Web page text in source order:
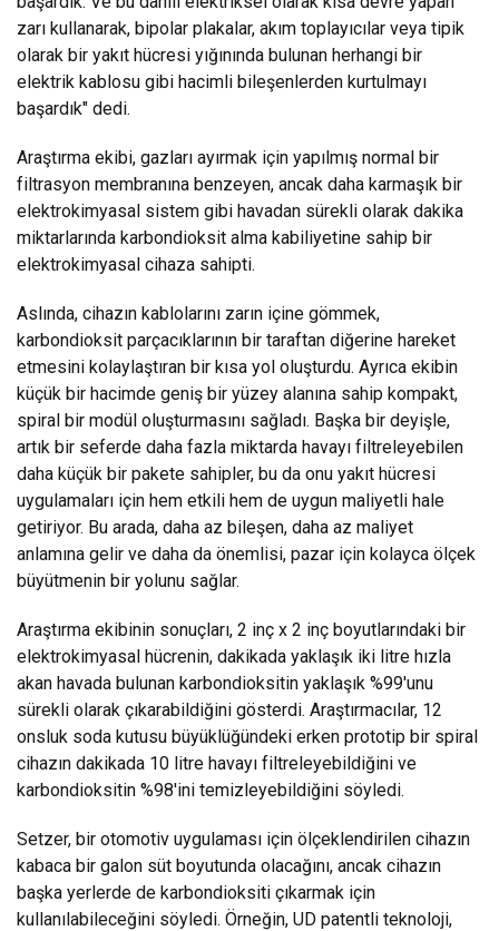
zarı kullanarak, bipolar plakalar, akım toplayıcılar veya tipik
olarak bir yakıt hücresi yığınında bulunan herhangi bir
elektrik kablosu gibi hacimli bileşenlerden kurtulmayı
başardık" dedi.
Araştırma ekibi, gazları ayırmak için yapılmış normal bir
filtrasyon membranına benzeyen, ancak daha karmaşık bir
elektrokimyasal sistem gibi havadan sürekli olarak dakika
miktarlarında karbondioksit alma kabiliyetine sahip bir
elektrokimyasal cihaza sahipti.
Aslında, cihazın kablolarını zarın içine gömmek,
karbondioksit parçacıklarının bir taraftan diğerine hareket
etmesini kolaylaştıran bir kısa yol oluşturdu. Ayrıca ekibin
küçük bir hacimde geniş bir yüzey alanına sahip kompakt,
spiral bir modül oluşturmasını sağladı. Başka bir deyişle,
artık bir seferde daha fazla miktarda havayı filtreleyebilen
daha küçük bir pakete sahipler, bu da onu yakıt hücresi
uygulamaları için hem etkili hem de uygun maliyetli hale
getiriyor. Bu arada, daha az bileşen, daha az maliyet
anlamına gelir ve daha da önemlisi, pazar için kolayca ölçek
büyütmenin bir yolunu sağlar.
Araştırma ekibinin sonuçları, 2 inç x 2 inç boyutlarındaki bir
elektrokimyasal hücrenin, dakikada yaklaşık iki litre hızla
akan havada bulunan karbondioksitin yaklaşık %99'unu
sürekli olarak çıkarabildiğini gösterdi. Araştırmacılar, 12
onsluk soda kutusu büyüklüğündeki erken prototip bir spiral
cihazın dakikada 10 litre havayı filtreleyebildiğini ve
karbondioksitin %98'ini temizleyebildiğini söyledi.
Setzer, bir otomotiv uygulaması için ölçeklendirilen cihazın
kabaca bir galon süt boyutunda olacağını, ancak cihazın
başka yerlerde de karbondioksiti çıkarmak için
kullanılabileceğini söyledi. Örneğin, UD patentli teknoloji,